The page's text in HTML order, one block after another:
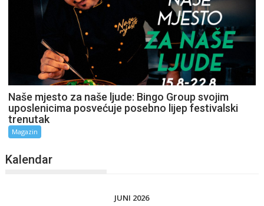
Naše mjesto za naše ljude: Bingo Group svojim
uposlenicima posvećuje posebno lijep festivalski
trenutak
Magazin
Kalendar
JUNI 2026